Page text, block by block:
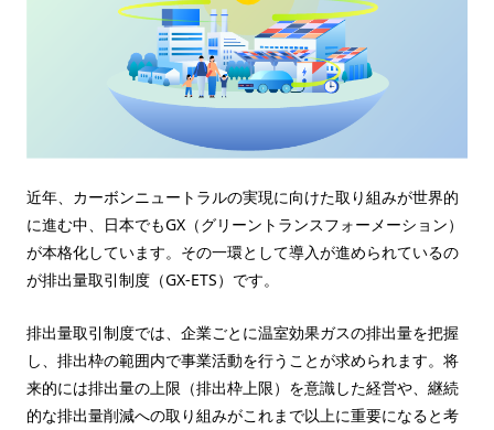
近年、カーボンニュートラルの実現に向けた取り組みが世界的
に進む中、日本でもGX（グリーントランスフォーメーション）
が本格化しています。その一環として導入が進められているの
が排出量取引制度（GX-ETS）です。
排出量取引制度では、企業ごとに温室効果ガスの排出量を把握
し、排出枠の範囲内で事業活動を行うことが求められます。将
来的には排出量の上限（排出枠上限）を意識した経営や、継続
的な排出量削減への取り組みがこれまで以上に重要になると考